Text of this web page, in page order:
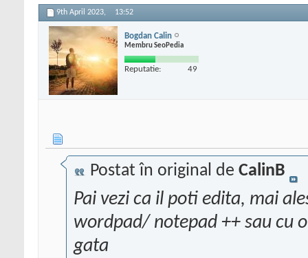
9th April 2023, 13:52
Bogdan Calin
Membru SeoPedia
Reputatie: 49
Postat în original de CalinB
Pai vezi ca il poti edita, mai
wordpad/ notepad ++ sau cu
gata